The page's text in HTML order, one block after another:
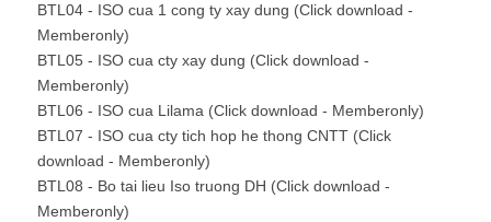
BTL04 - ISO cua 1 cong ty xay dung (Click download -
Memberonly)
BTL05 - ISO cua cty xay dung (Click download -
Memberonly)
BTL06 - ISO cua Lilama (Click download - Memberonly)
BTL07 - ISO cua cty tich hop he thong CNTT (Click
download - Memberonly)
BTL08 - Bo tai lieu Iso truong DH (Click download -
Memberonly)